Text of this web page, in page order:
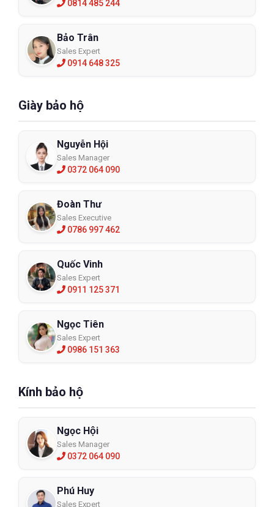
0814 485 244
Bảo Trân
Sales Expert
0914 648 325
Giày bảo hộ
Nguyễn Hội
Sales Manager
0372 064 090
Đoàn Thư
Sales Executive
0786 997 462
Quốc Vinh
Sales Expert
0911 125 371
Ngọc Tiên
Sales Expert
0986 151 363
Kính bảo hộ
Ngọc Hội
Sales Manager
0372 064 090
Phú Huy
Sales Expert